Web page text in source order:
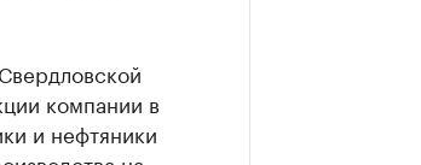
компании в
и нефтяники